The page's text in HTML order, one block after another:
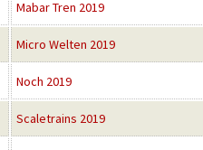
Mabar Tren 2019
Micro Welten 2019
Noch 2019
Scaletrains 2019